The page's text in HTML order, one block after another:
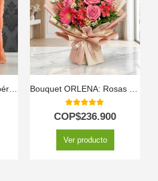
5.00out of 5
COP$236.900
Ver producto